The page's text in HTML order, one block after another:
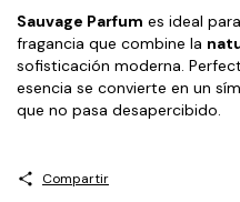
Sauvage Parfum es ideal
fragancia que combine la
sofisticación moderna.
esencia se convierte en un
que no pasa desapercibido.
Compartir